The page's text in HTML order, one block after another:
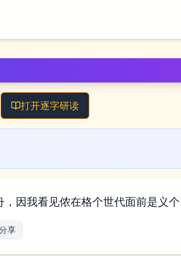
打开逐字研读
舟，因我看见侬在格个世代面前是义
享